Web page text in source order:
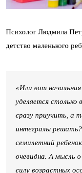
Психолог Людмила
детство маленького
«Или вот
уделяется
сразу приучить, а
интегралы
семилетний
очевидна. А
силу возрастных